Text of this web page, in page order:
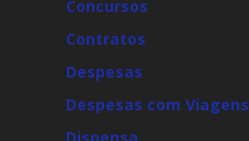
Concursos
Contratos
Despesas
Despesas com Viagens